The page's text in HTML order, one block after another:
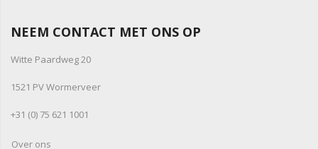
NEEM CONTACT MET ONS OP
Witte Paardweg 20
1521 PV Wormerveer
+31 (0) 75 621 1001
Over ons